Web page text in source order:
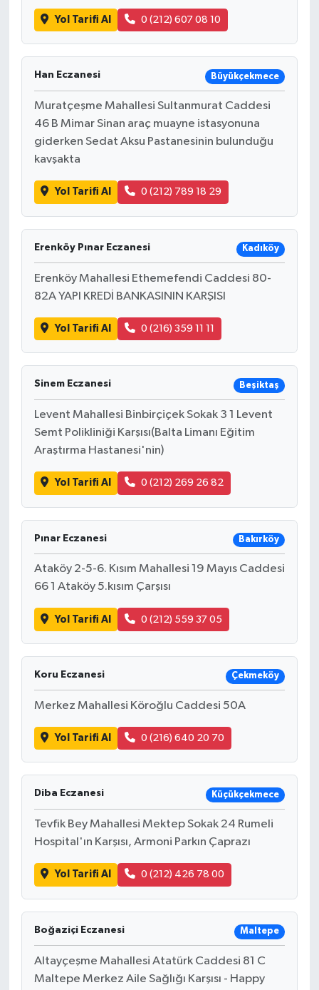
Yol Tarifi Al 0 (212) 607 08 10
Han Eczanesi Büyükçekmece
Muratçeşme Mahallesi Sultanmurat Caddesi
46 B Mimar Sinan araç muayne istasyonuna
giderken Sedat Aksu Pastanesinin bulunduğu
kavşakta
Yol Tarifi Al 0 (212) 789 18 29
Erenköy Pınar Eczanesi Kadıköy
Erenköy Mahallesi Ethemefendi Caddesi 80-
82A YAPI KREDİ BANKASININ KARŞISI
Yol Tarifi Al 0 (216) 359 11 11
Sinem Eczanesi Beşiktaş
Levent Mahallesi Binbirçiçek Sokak 3 1 Levent
Semt Polikliniği Karşısı(Balta Limanı Eğitim
Araştırma Hastanesi'nin)
Yol Tarifi Al 0 (212) 269 26 82
Pınar Eczanesi Bakırköy
Ataköy 2-5-6. Kısım Mahallesi 19 Mayıs Caddesi
66 1 Ataköy 5.kısım Çarşısı
Yol Tarifi Al 0 (212) 559 37 05
Koru Eczanesi Çekmeköy
Merkez Mahallesi Köroğlu Caddesi 50A
Yol Tarifi Al 0 (216) 640 20 70
Diba Eczanesi Küçükçekmece
Tevfik Bey Mahallesi Mektep Sokak 24 Rumeli
Hospital'ın Karşısı, Armoni Parkın Çaprazı
Yol Tarifi Al 0 (212) 426 78 00
Boğaziçi Eczanesi Maltepe
Altayçeşme Mahallesi Atatürk Caddesi 81 C
Maltepe Merkez Aile Sağlığı Karşısı - Happy